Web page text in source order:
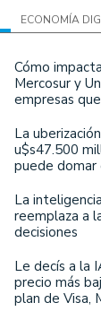
ECONOMÍA
Cómo
Mercosur y
empresas
La
u$s47.500
puede domar
La
reemplaza a
decisiones
Le decís a la
precio más
plan de Visa,